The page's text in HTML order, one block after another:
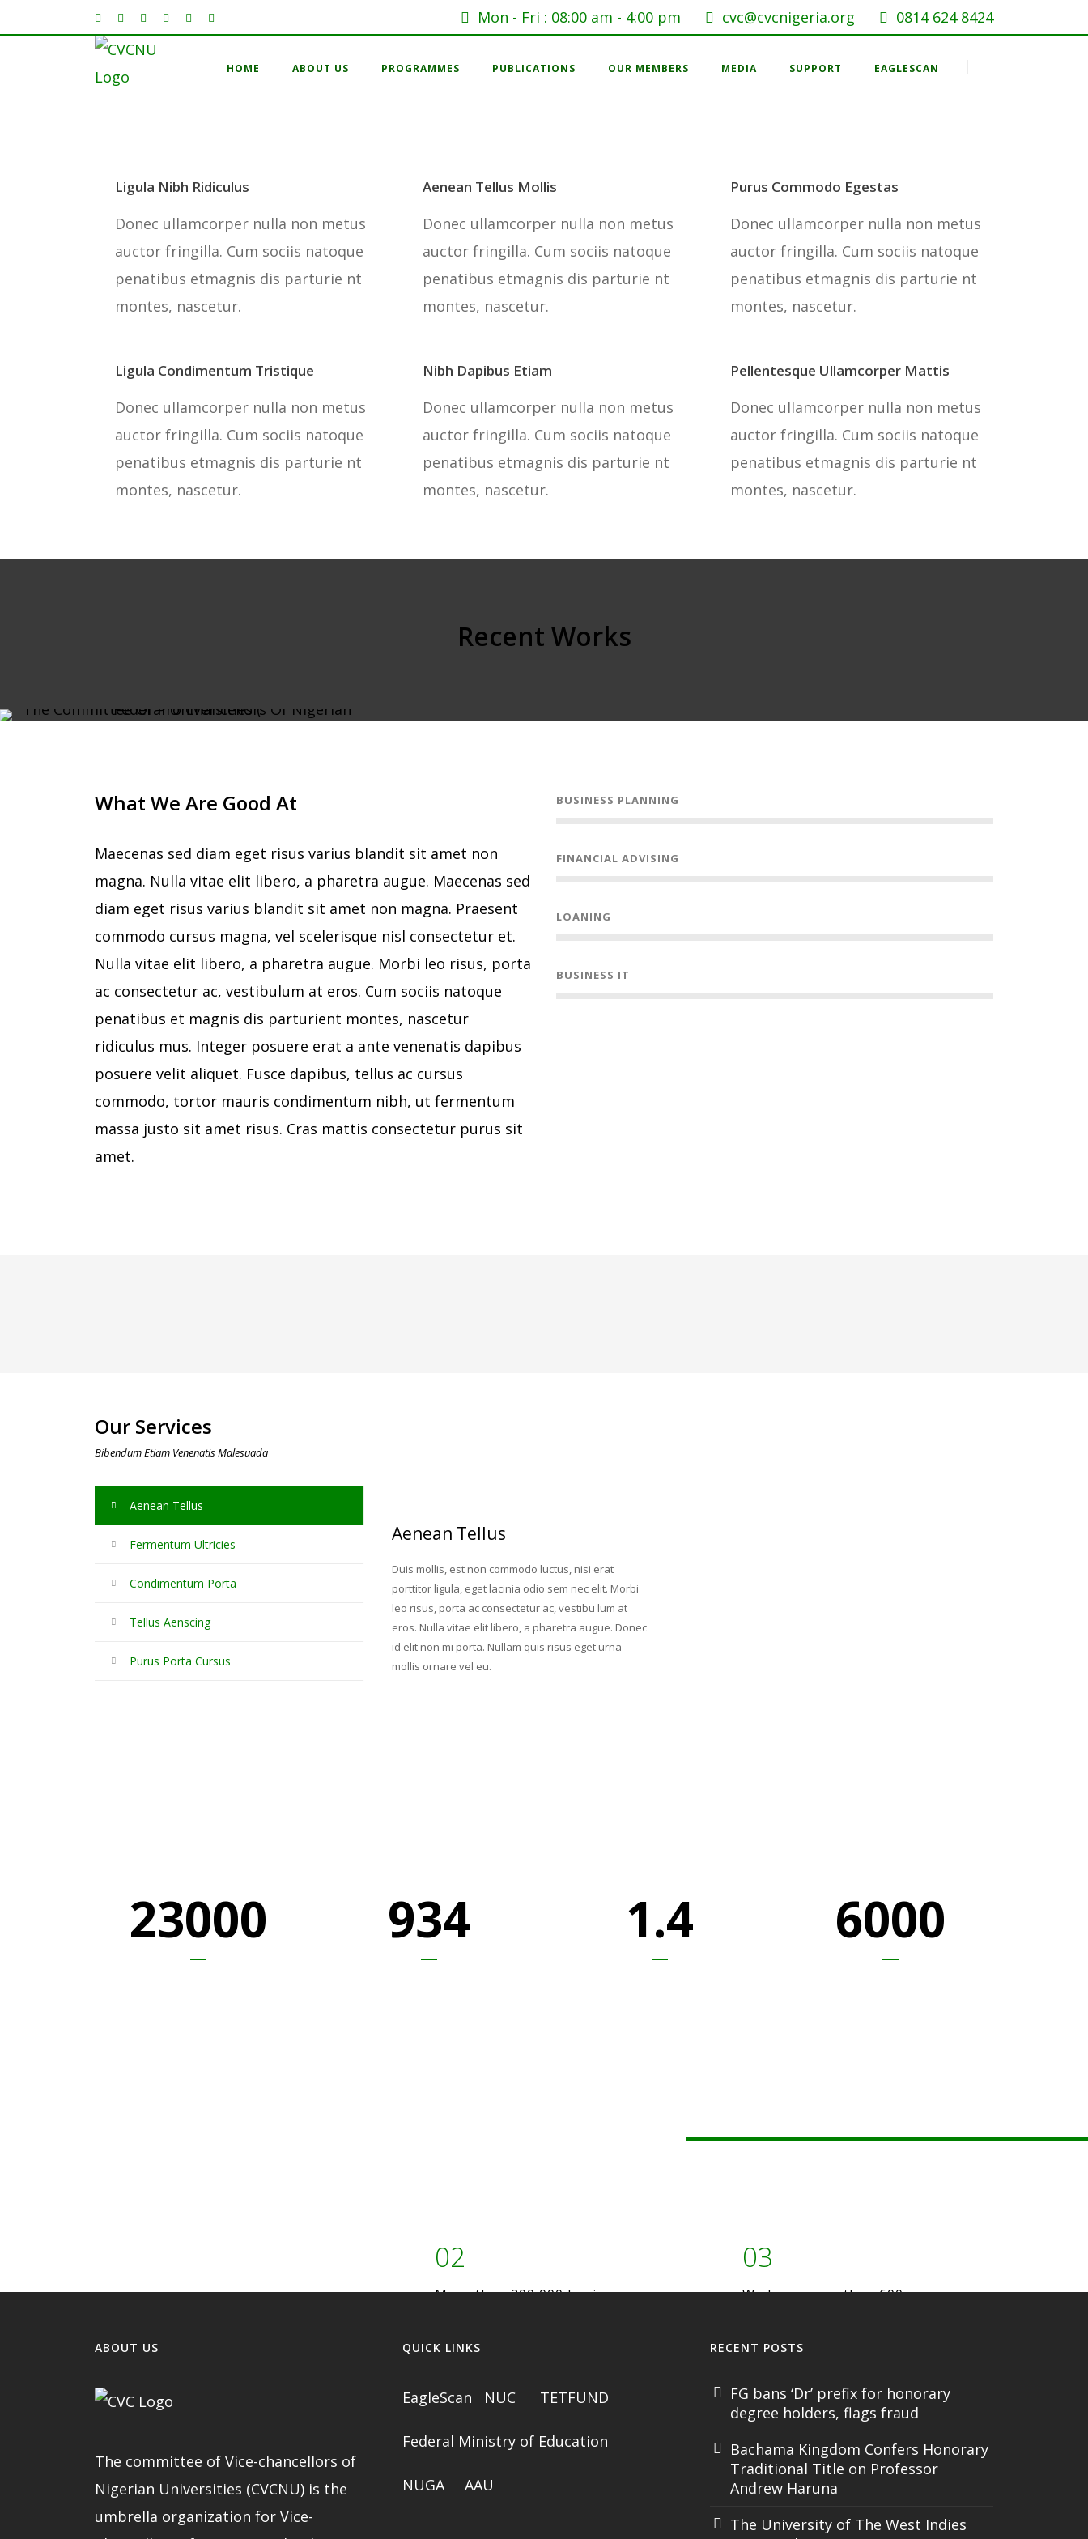
Mon - Fri : 08:00 am - 4:00 pm cvc@cvcnigeria.org 0814 624 8424
HOME ABOUT US PROGRAMMES PUBLICATIONS OUR MEMBERS MEDIA SUPPORT EAGLESCAN
Ligula Nibh Ridiculus
Donec ullamcorper nulla non metus
auctor fringilla. Cum sociis natoque
penatibus etmagnis dis parturie nt
montes, nascetur.
Aenean Tellus Mollis
Donec ullamcorper nulla non metus
auctor fringilla. Cum sociis natoque
penatibus etmagnis dis parturie nt
montes, nascetur.
Purus Commodo Egestas
Donec ullamcorper nulla non metus
auctor fringilla. Cum sociis natoque
penatibus etmagnis dis parturie nt
montes, nascetur.
Ligula Condimentum Tristique
Donec ullamcorper nulla non metus
auctor fringilla. Cum sociis natoque
penatibus etmagnis dis parturie nt
montes, nascetur.
Nibh Dapibus Etiam
Donec ullamcorper nulla non metus
auctor fringilla. Cum sociis natoque
penatibus etmagnis dis parturie nt
montes, nascetur.
Pellentesque Ullamcorper Mattis
Donec ullamcorper nulla non metus
auctor fringilla. Cum sociis natoque
penatibus etmagnis dis parturie nt
montes, nascetur.
Recent Works
What We Are Good At
Maecenas sed diam eget risus varius blandit sit amet non
magna. Nulla vitae elit libero, a pharetra augue. Maecenas sed
diam eget risus varius blandit sit amet non magna. Praesent
commodo cursus magna, vel scelerisque nisl consectetur et.
Nulla vitae elit libero, a pharetra augue. Morbi leo risus, porta
ac consectetur ac, vestibulum at eros. Cum sociis natoque
penatibus et magnis dis parturient montes, nascetur
ridiculus mus. Integer posuere erat a ante venenatis dapibus
posuere velit aliquet. Fusce dapibus, tellus ac cursus
commodo, tortor mauris condimentum nibh, ut fermentum
massa justo sit amet risus. Cras mattis consectetur purus sit
amet.
BUSINESS PLANNING
FINANCIAL ADVISING
LOANING
BUSINESS IT
Our Services
Bibendum Etiam Venenatis Malesuada
Aenean Tellus
Fermentum Ultricies
Condimentum Porta
Tellus Aenscing
Purus Porta Cursus
Aenean Tellus
Duis mollis, est non commodo luctus, nisi erat
porttitor ligula, eget lacinia odio sem nec elit. Morbi
leo risus, porta ac consectetur ac, vestibu lum at
eros. Nulla vitae elit libero, a pharetra augue. Donec
id elit non mi porta. Nullam quis risus eget urna
mollis ornare vel eu.
23000 934 1.4 6000
We’re a group of professional
02
More than 200,000 businesses
03
We have more than 600
ABOUT US
The committee of Vice-chancellors of
Nigerian Universities (CVCNU) is the
umbrella organization for Vice-
QUICK LINKS
EagleScan NUC TETFUND
Federal Ministry of Education
NUGA AAU
RECENT POSTS
FG bans ‘Dr’ prefix for honorary
degree holders, flags fraud
Bachama Kingdom Confers Honorary
Traditional Title on Professor
Andrew Haruna
The University of The West Indies